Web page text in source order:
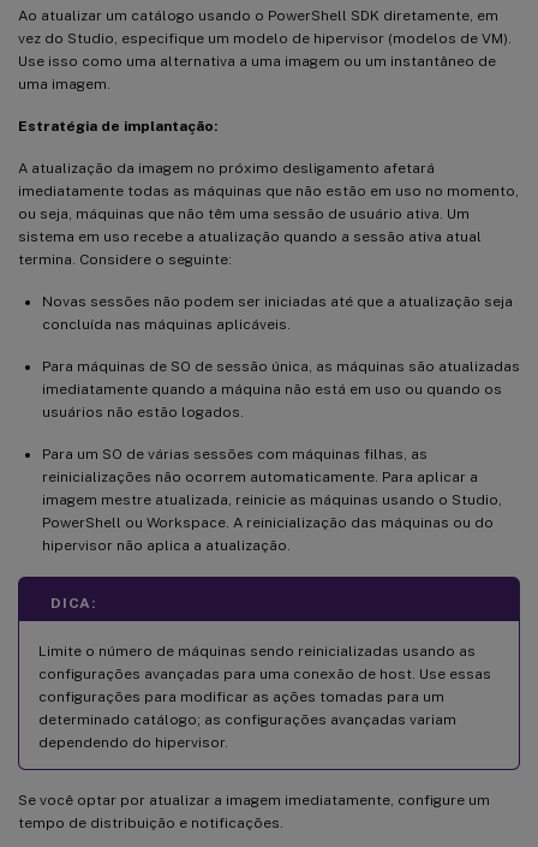
Ao atualizar um catálogo usando o PowerShell SDK diretamente, em
vez do Studio, especifique um modelo de hipervisor (modelos de VM).
Use isso como uma alternativa a uma imagem ou um instantâneo de
uma imagem.
Estratégia de implantação:
A atualização da imagem no próximo desligamento afetará
imediatamente todas as máquinas que não estão em uso no momento,
ou seja, máquinas que não têm uma sessão de usuário ativa. Um
sistema em uso recebe a atualização quando a sessão ativa atual
termina. Considere o seguinte:
Novas sessões não podem ser iniciadas até que a atualização seja
concluída nas máquinas aplicáveis.
Para máquinas de SO de sessão única, as máquinas são atualizadas
imediatamente quando a máquina não está em uso ou quando os
usuários não estão logados.
Para um SO de várias sessões com máquinas filhas, as
reinicializações não ocorrem automaticamente. Para aplicar a
imagem mestre atualizada, reinicie as máquinas usando o Studio,
PowerShell ou Workspace. A reinicialização das máquinas ou do
hipervisor não aplica a atualização.
DICA:
Limite o número de máquinas sendo reinicializadas usando as
configurações avançadas para uma conexão de host. Use essas
configurações para modificar as ações tomadas para um
determinado catálogo; as configurações avançadas variam
dependendo do hipervisor.
Se você optar por atualizar a imagem imediatamente, configure um
tempo de distribuição e notificações.